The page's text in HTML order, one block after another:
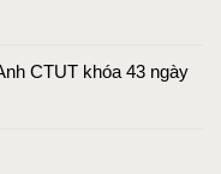
CTUT khóa 43 ngày